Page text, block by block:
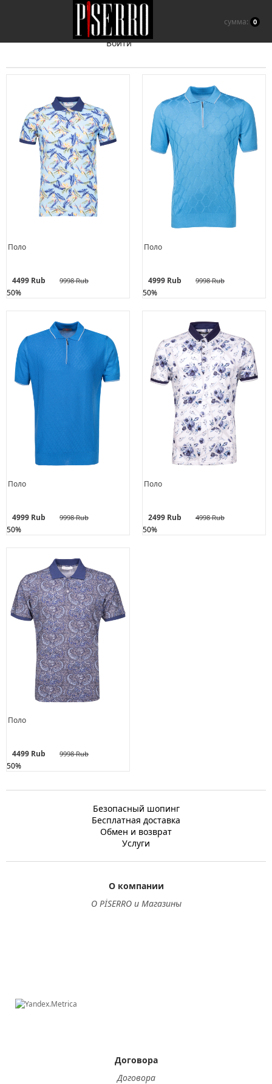
Войти
сумма: 0
Поло
4499 Rub 9998 Rub
50%
Поло
4999 Rub 9998 Rub
50%
Поло
4999 Rub 9998 Rub
50%
Поло
2499 Rub 4998 Rub
50%
Поло
4499 Rub 9998 Rub
50%
Безопасный шопинг
Бесплатная доставка
Обмен и возврат
Услуги
О компании
О PİSERRO и Магазины
Договора
Договора